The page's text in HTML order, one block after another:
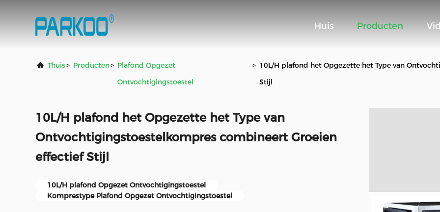
Huis Producten
Thuis> Producten> Plafond Opgezet
Ontvochtigingstoestel
> 10L/H plafond het Opgezette het Type van
Stijl
10L/H plafond het Opgezette het Type van
Ontvochtigingstoestelkompres combineert Groeien
effectief Stijl
10L/H plafond Opgezet Ontvochtigingstoestel
Komprestype Plafond Opgezet Ontvochtigingstoestel